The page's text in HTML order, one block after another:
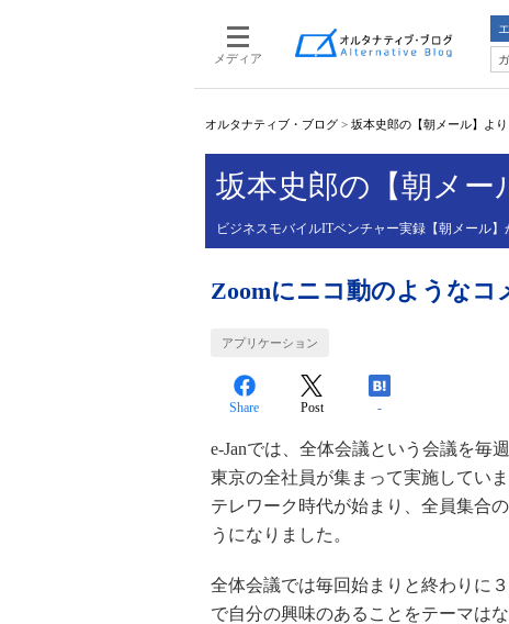
メディア
オルタナティブ・ブログ > 坂本史郎の【朝メール】より
坂本史郎の【朝メー
ビジネスモバイルITベンチャー実録【朝メール
Zoomにニコ動のようなコ
アプリケーション
Share Post -
e-Janでは、全体会議という会議を毎
東京の全社員が集まって実施してい
テレワーク時代が始まり、全員集合
うになりました。
全体会議では毎回始まりと終わりに
で自分の興味のあることをテーマは